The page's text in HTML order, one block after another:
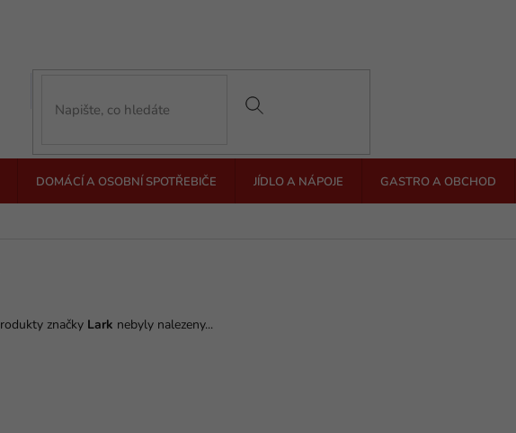
DOMÁCÍ A OSOBNÍ SPOTŘEBIČE JÍDLO A NÁPOJE GASTRO A OBCHOD
značky Lark nebyly nalezeny...